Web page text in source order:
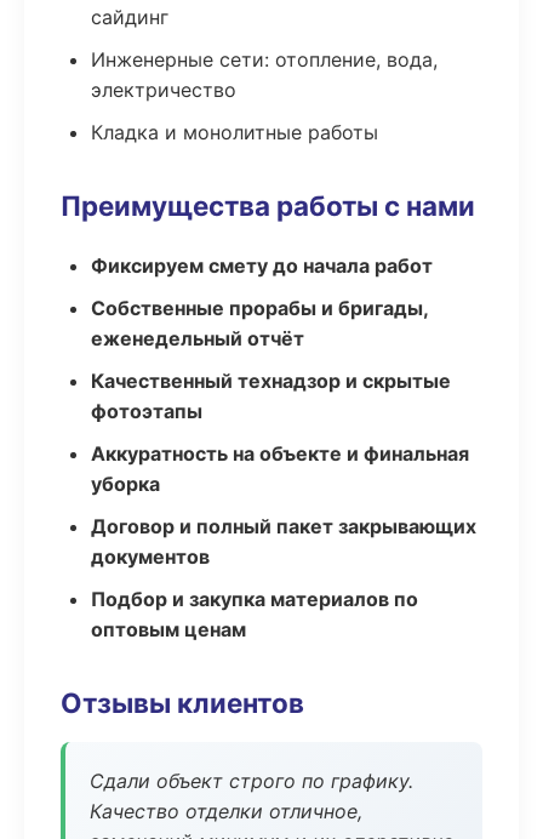
сайдинг
Инженерные сети: отопление, вода,
электричество
Кладка и монолитные работы
Преимущества работы с нами
Фиксируем смету до начала работ
Собственные прорабы и бригады,
еженедельный отчёт
Качественный технадзор и скрытые
фотоэтапы
Аккуратность на объекте и финальная
уборка
Договор и полный пакет закрывающих
документов
Подбор и закупка материалов по
оптовым ценам
Отзывы клиентов
Сдали объект строго по графику.
Качество отделки отличное,